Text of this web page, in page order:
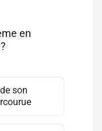
offerts.
en
son